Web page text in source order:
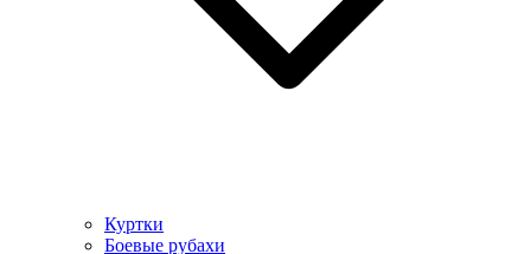
Куртки
Боевые рубахи